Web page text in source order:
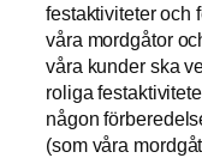
festaktiviteter och
våra mordgåtor
våra kunder ska
roliga
någon
(som våra